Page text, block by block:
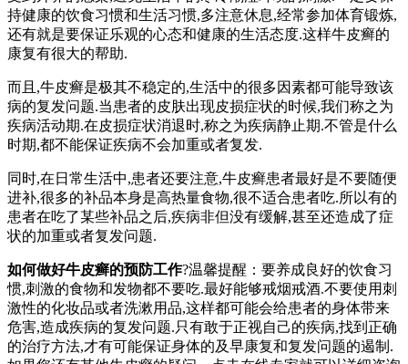
持健康的饮食习惯和生活习惯,多注意休息,经常参加体育锻炼,
还有就是要保证乐观的心态和健康的生活态度.这样牛皮癣的
康复有很大的帮助.
而且,牛皮癣是极其不稳定的,生活中的很多因素都可能导致该
病的复发问题.当患者的皮肤出现皮损症状的时候,我们称之为
疾病活动期.在皮损症状消退时,称之为疾病静止期.不管是什么
时期,都不能保证疾病不会加重或者复发.
同时,在日常生活中,患者还要注意,牛皮癣患者最好是不要随便
进补,很多的补品本身是高热量食物,很不适合患者吃.所以有的
患者在吃了某些补品之后,疾病非但没有缓解,甚至还造成了症
状的加重或者复发问题.
如何做好牛皮癣的预防工作?温馨提醒：要养成良好的饮食习
惯,刺激的食物和发物都不要吃.最好能够戒烟戒酒.不要使用刺
激性的化妆品或者洗漱用品,这样都可能会给患者的身体带来
危害,造成疾病的复发问题.只有敢于正视自己的疾病,找到正确
的治疗方法,才有可能保证身体的及早康复和复发问题的遏制.